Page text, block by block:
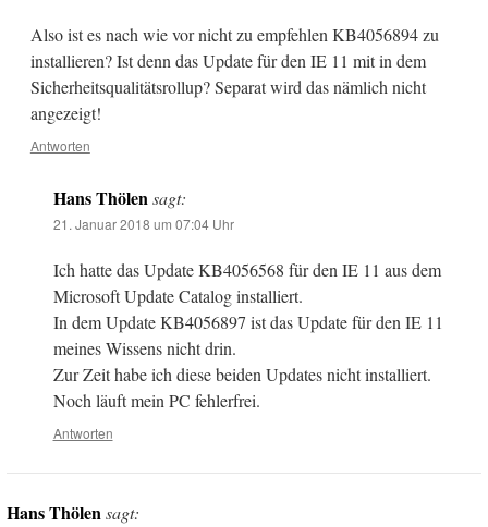
Also ist es nach wie vor nicht zu empfehlen KB4056894 zu
installieren? Ist denn das Update für den IE 11 mit in dem
Sicherheitsqualitätsrollup? Separat wird das nämlich nicht
angezeigt!
Antworten
Hans Thölen sagt:
21. Januar 2018 um 07:04 Uhr
Ich hatte das Update KB4056568 für den IE 11 aus dem
Microsoft Update Catalog installiert.
In dem Update KB4056897 ist das Update für den IE 11
meines Wissens nicht drin.
Zur Zeit habe ich diese beiden Updates nicht installiert.
Noch läuft mein PC fehlerfrei.
Antworten
Hans Thölensagt: